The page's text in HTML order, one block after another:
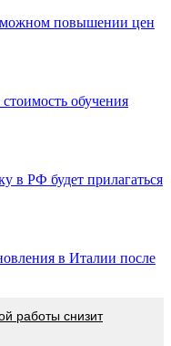
повышении цен
обучения
в РФ будет прилагаться
в Италии после
работы снизит